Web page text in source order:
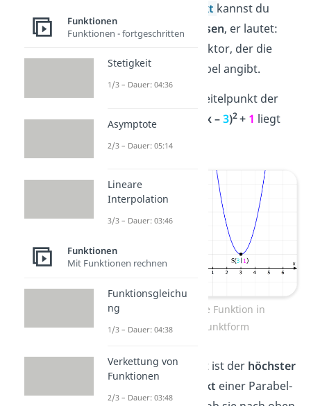
Scheitelpunkt kannst du
daran direktablesen, er lautet:
ist ein Faktor, der die
Steilheit der Parabel angibt.
Der Scheitelpunkt der
Funktion
(x –3)2+ 1 liegt
bei
|1 .
Quadratische Funktion in
Scheitelpunktform
Der Scheitelpunkt ist der höchster
bzw. tiefster Punkt einer Parabel-
Funktionen
Funktionen - fortgeschritten
Stetigkeit
1/3 – Dauer: 04:36
Asymptote
2/3 – Dauer: 05:14
Lineare
Interpolation
3/3 – Dauer: 03:46
Funktionen
Mit Funktionen rechnen
Funktionsgleichu
ng
1/3 – Dauer: 04:38
Verkettung von
Funktionen
2/3 – Dauer: 03:48